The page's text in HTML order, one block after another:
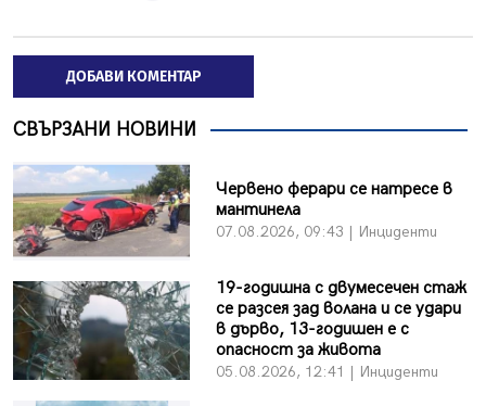
ДОБАВИ КОМЕНТАР
СВЪРЗАНИ НОВИНИ
Червено ферари се натресе в
мантинела
07.08.2026, 09:43 | Инциденти
19-годишна с двумесечен стаж
се разсея зад волана и се удари
в дърво, 13-годишен е с
опасност за живота
05.08.2026, 12:41 | Инциденти